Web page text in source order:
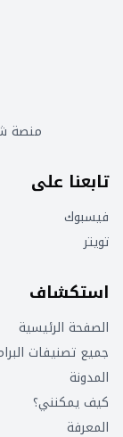
منصة
تابعنا على
فيسبوك
تويتر
استكشاف
الصفحة الرئيسية
جميع تصنيفات
المدونة
كيف يمكنني؟
المعرفة